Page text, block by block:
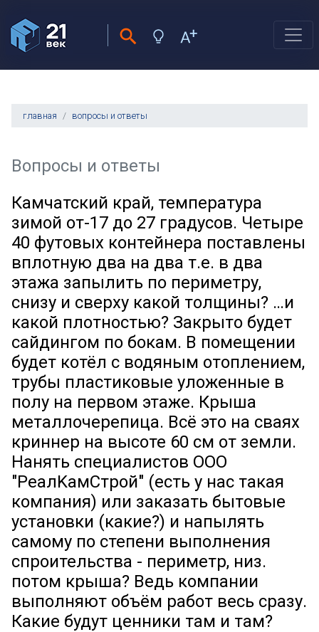
главная вопросы и ответы
Вопросы и ответы
Камчатский край, температура
зимой от-17 до 27 градусов. Четыре
40 футовых контейнера поставлены
вплотную два на два т.е. в два
этажа запылить по периметру,
снизу и сверху какой толщины? …и
какой плотностью? Закрыто будет
сайдингом по бокам. В помещении
будет котёл с водяным отоплением,
трубы пластиковые уложенные в
полу на первом этаже. Крыша
металлочерепица. Всё это на сваях
криннер на высоте 60 см от земли.
Нанять специалистов ООО
"PеалKамCтрой" (есть у нас такая
компания) или заказать бытовые
установки (какие?) и напылять
самому по степени выполнения
спроительства - периметр, низ.
потом крыша? Ведь компании
выполняют объём работ весь сразу.
Какие будут ценники там и там?